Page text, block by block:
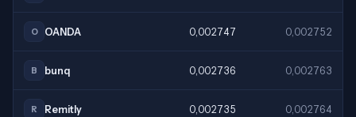
O OANDA 0,002747 0,002752
B bunq 0,002736 0,002763
R Remitly 0,002735 0,002764